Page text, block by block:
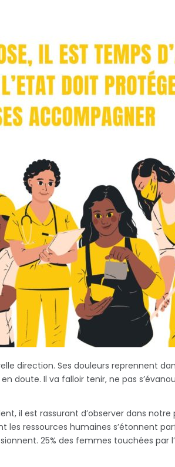
direction. Ses douleurs reprennent
Il va falloir tenir, ne pas
il est rassurant d’observer dans
les ressources humaines s’étonnent
25% des femmes touchées par